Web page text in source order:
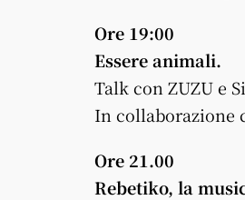
Ore 19:00
Essere animali.
Talk con ZUZU e
In collaborazione
Ore 21.00
Rebetiko, la